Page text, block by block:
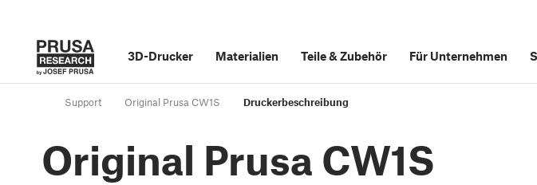
3D-Drucker Materialien Teile&Zubehör Für Unternehmen
Support Original Prusa CW1S Druckerbeschreibung
Original Prusa CW1S